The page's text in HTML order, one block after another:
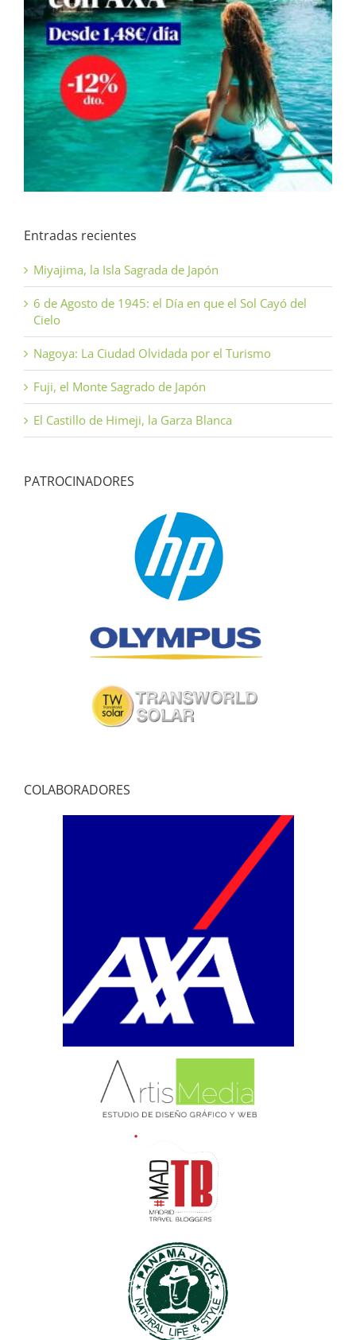
Entradas recientes
Miyajima, la Isla Sagrada de Japón
6 de Agosto de 1945: el Día en que el Sol Cayó del
Cielo
Nagoya: La Ciudad Olvidada por el Turismo
Fuji, el Monte Sagrado de Japón
El Castillo de Himeji, la Garza Blanca
PATROCINADORES
COLABORADORES